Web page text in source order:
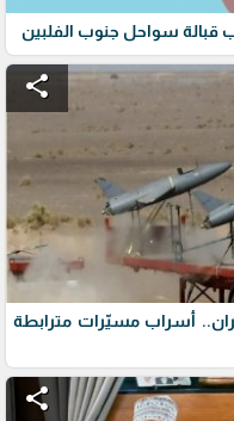
share
أسراب مسيّرات مترابطة
share